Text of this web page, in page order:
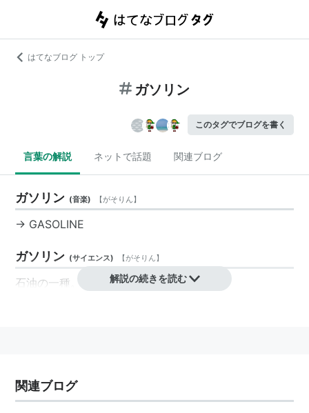
はてなブログ トップ
ガソリン
このタグでブログを書く
言葉の解説 ネットで話題 関連ブログ
ガソリン (音楽) 【がそりん】
→ GASOLINE
ガソリン (サイエンス) 【がそりん】
石油の一種。
■ガソリンとは？
車を動かすための燃料としてガソリンは石油製品
解説の続きを読む
関連ブログ